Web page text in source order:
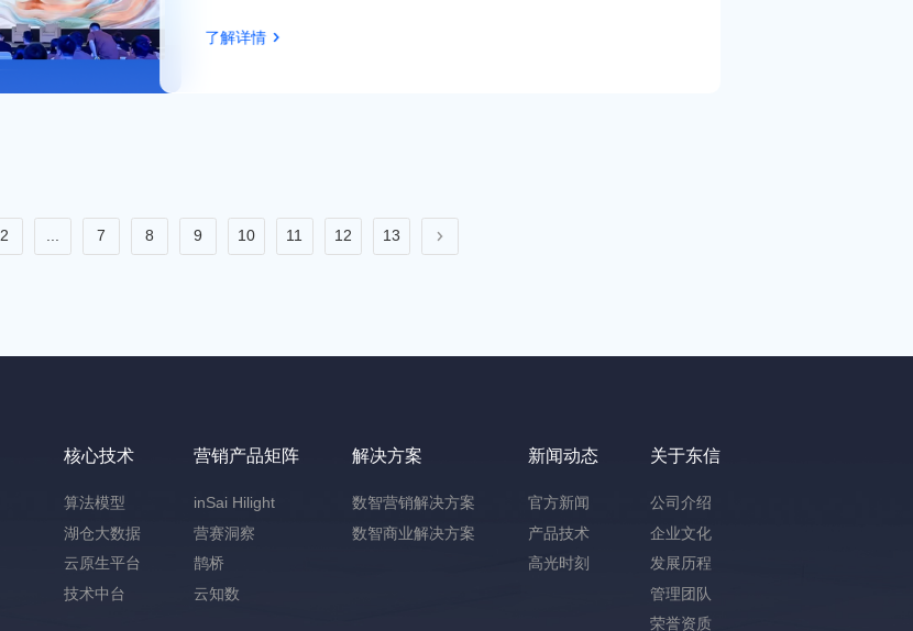
了解详情
2 7 8 9 10 11 12 13
核心技术
算法模型
湖仓大数据
云原生平台
技术中台
营销产品矩阵
inSai Hilight
营赛洞察
鹊桥
云知数
解决方案
数智营销解决方案
数智商业解决方案
新闻动态
官方新闻
产品技术
高光时刻
关于东信
公司介绍
企业文化
发展历程
管理团队
荣誉资质